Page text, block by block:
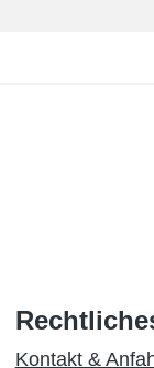
Kontakt &